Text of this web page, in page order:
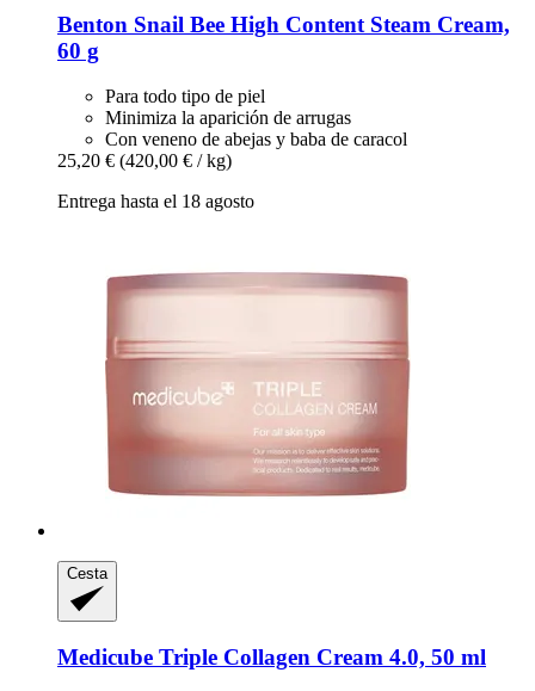
Benton Snail Bee High Content Steam Cream,
60 g
Para todo tipo de piel
Minimiza la aparición de arrugas
Con veneno de abejas y baba de caracol
25,20 € (420,00 € / kg)
Entrega hasta el 18 agosto
Cesta
Medicube Triple Collagen Cream 4.0, 50 ml